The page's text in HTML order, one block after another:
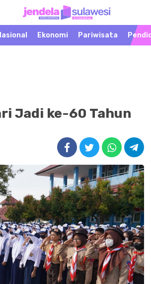
Jendela Sulawesi
Warta Peristiwa di
Khatulistiwa
Ekonomi Pariwisata
Jadi ke-60 Tahun